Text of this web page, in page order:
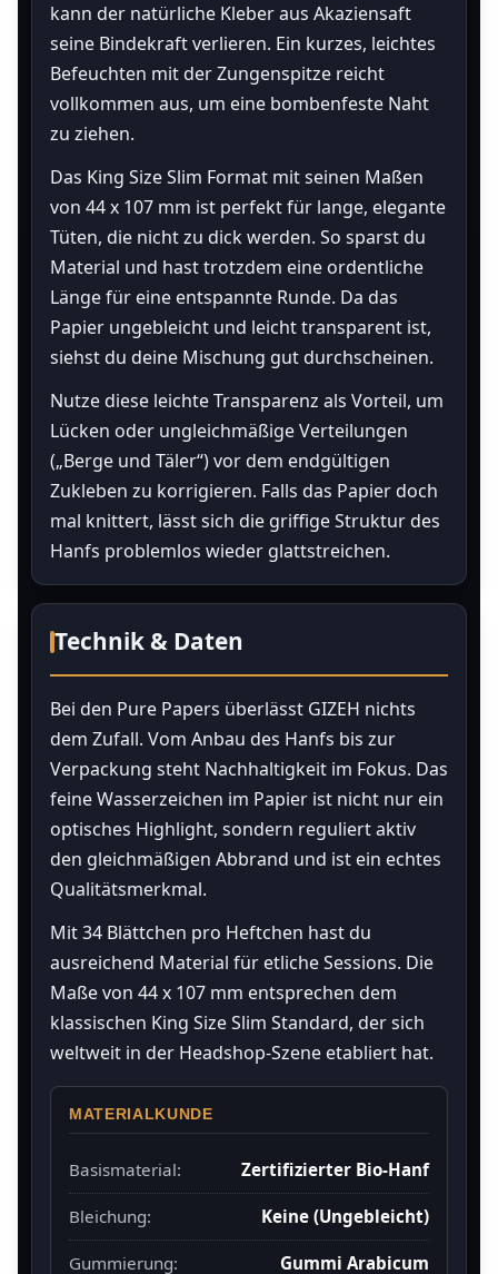
kann der natürliche Kleber aus Akaziensaft
seine Bindekraft verlieren. Ein kurzes, leichtes
Befeuchten mit der Zungenspitze reicht
vollkommen aus, um eine bombenfeste Naht
zu ziehen.
Das King Size Slim Format mit seinen Maßen
von 44 x 107 mm ist perfekt für lange, elegante
Tüten, die nicht zu dick werden. So sparst du
Material und hast trotzdem eine ordentliche
Länge für eine entspannte Runde. Da das
Papier ungebleicht und leicht transparent ist,
siehst du deine Mischung gut durchscheinen.
Nutze diese leichte Transparenz als Vorteil, um
Lücken oder ungleichmäßige Verteilungen
(„Berge und Täler“) vor dem endgültigen
Zukleben zu korrigieren. Falls das Papier doch
mal knittert, lässt sich die griffige Struktur des
Hanfs problemlos wieder glattstreichen.
Technik & Daten
Bei den Pure Papers überlässt GIZEH nichts
dem Zufall. Vom Anbau des Hanfs bis zur
Verpackung steht Nachhaltigkeit im Fokus. Das
feine Wasserzeichen im Papier ist nicht nur ein
optisches Highlight, sondern reguliert aktiv
den gleichmäßigen Abbrand und ist ein echtes
Qualitätsmerkmal.
Mit 34 Blättchen pro Heftchen hast du
ausreichend Material für etliche Sessions. Die
Maße von 44 x 107 mm entsprechen dem
klassischen King Size Slim Standard, der sich
weltweit in der Headshop-Szene etabliert hat.
MATERIALKUNDE
Basismaterial: Zertifizierter Bio-Hanf
Bleichung: Keine (Ungebleicht)
Gummierung:
Gummi Arabicum